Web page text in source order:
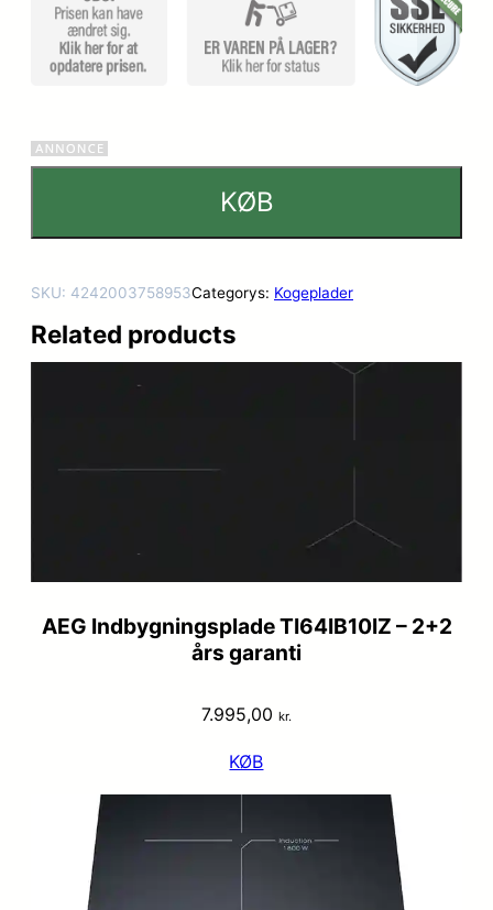
KØB
SKU: 4242003758953Categorys: Kogeplader
Related products
AEG Indbygningsplade TI64IB10IZ – 2+2
års garanti
7.995,00 kr.
KØB